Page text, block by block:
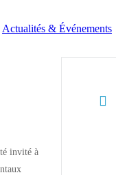
Actualités & Événements
invité à